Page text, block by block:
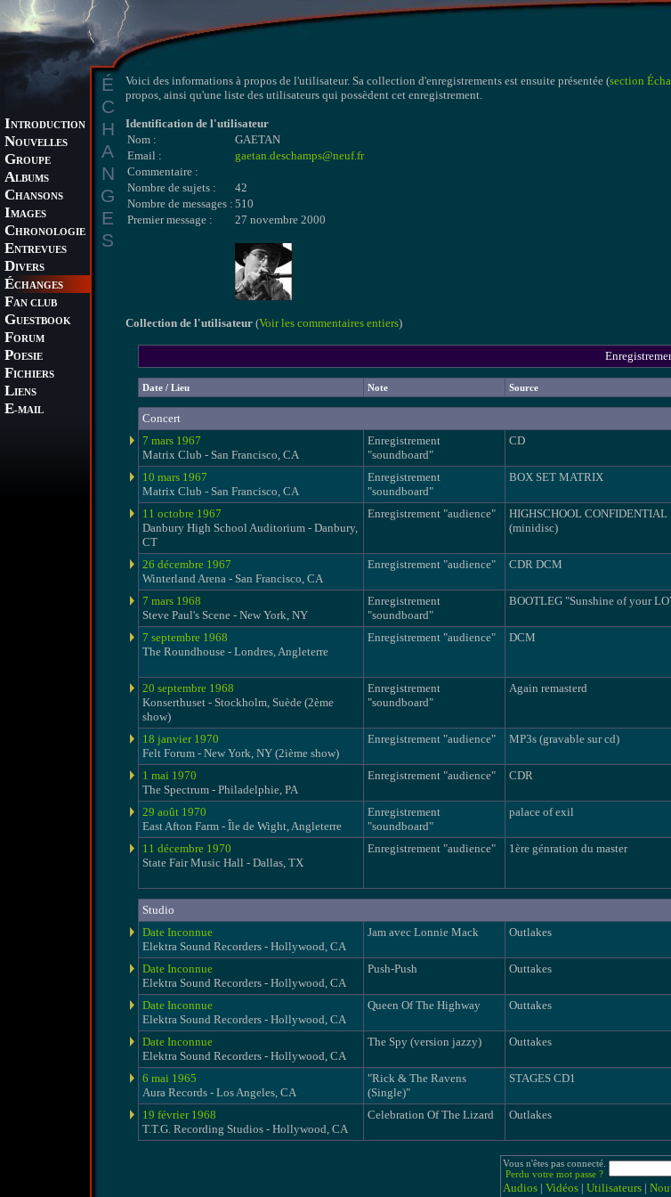
INTRODUCTION
NOUVELLES
GROUPE
ALBUMS
CHANSONS
IMAGES
CHRONOLOGIE
ENTREVUES
DIVERS
ÉCHANGES
FAN CLUB
GUESTBOOK
FORUM
POESIE
FICHIERS
LIENS
E-MAIL
É
C
H
A
N
G
E
S
Voici des informations à propos de l'utilisateur. Sa collection d'enregistrements est ensuite présentée (section
propos, ainsi qu'une liste des utilisateurs qui possèdent cet enregistrement.
Identification de l'utilisateur
Nom :
GAETAN
Email :
gaetan.deschamps@neuf.fr
Commentaire :
Nombre de sujets :
42
Nombre de messages : 510
Premier message :
27 novembre 2000
Collection de l'utilisateur (Voir les commentaires entiers)
Date / Lieu Note Source
Concert
7 mars 1967
Matrix Club - San Francisco, CA
Enregistrement
"soundboard"
CD
10 mars 1967
Matrix Club - San Francisco, CA
Enregistrement
"soundboard"
BOX SET MATRIX
11 octobre 1967
Danbury High School Auditorium - Danbury,
CT
Enregistrement "audience"
HIGHSCHOOL CONFIDENTIAL
(minidisc)
26 décembre 1967
Winterland Arena - San Francisco, CA
Enregistrement "audience" CDR DCM
7 mars 1968
Steve Paul's Scene - New York, NY
Enregistrement
"soundboard"
BOOTLEG "Sunshine of your
7 septembre 1968
The Roundhouse - Londres, Angleterre
Enregistrement "audience" DCM
20 septembre 1968
Konserthuset - Stockholm, Suède (2ème
show)
Enregistrement
"soundboard"
Again remasterd
18 janvier 1970
Felt Forum - New York, NY (2ième show)
Enregistrement "audience" MP3s (gravable sur cd)
1 mai 1970
The Spectrum - Philadelphie, PA
Enregistrement "audience" CDR
29 août 1970
East Afton Farm - Île de Wight, Angleterre
Enregistrement
"soundboard"
palace of exil
11 décembre 1970
State Fair Music Hall - Dallas, TX
Enregistrement "audience" 1ère génration du master
Studio
Date Inconnue
Elektra Sound Recorders - Hollywood, CA
Jam avec Lonnie Mack Outlakes
Date Inconnue
Elektra Sound Recorders - Hollywood, CA
Push-Push Outtakes
Date Inconnue
Elektra Sound Recorders - Hollywood, CA
Queen Of The Highway Outtakes
Date Inconnue
Elektra Sound Recorders - Hollywood, CA
The Spy (version jazzy) Outtakes
6 mai 1965
Aura Records - Los Angeles, CA
"Rick & The Ravens
(Single)"
STAGES CD1
19 février 1968
T.T.G. Recording Studios - Hollywood, CA
Celebration Of The Lizard Outlakes
Vous n'êtes pas connecté.
Perdu votre mot passe ?
Audios| Vidéos| Utilisateurs|